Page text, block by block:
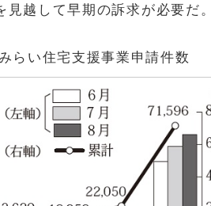
見越して早期の訴求が必要だ。
らい住宅支援事業申請件数